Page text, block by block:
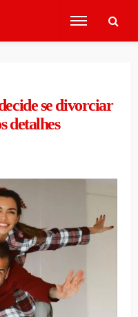
se divorciar
detalhes